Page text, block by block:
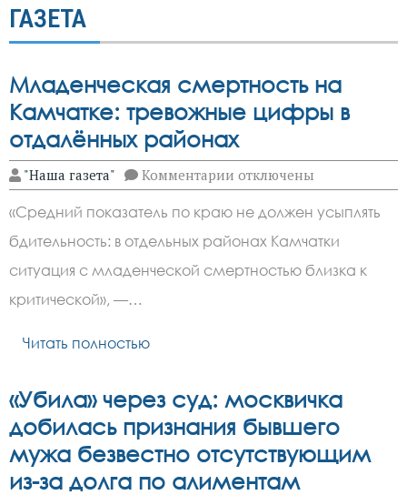
ГАЗЕТА
Младенческая смертность на
Камчатке: тревожные цифры в
отдалённых районах
"Наша газета" Комментарии к
записи
смертность
на
Камчатке:
тревожные
цифры
отключены
«Средний показатель по краю не должен усыплять
бдительность: в отдельных районах Камчатки
ситуация с младенческой смертностью близка к
критической», —…
Читать полностью
«Убила» через суд: москвичка
добилась признания бывшего
мужа безвестно отсутствующим
из-за долга по алиментам